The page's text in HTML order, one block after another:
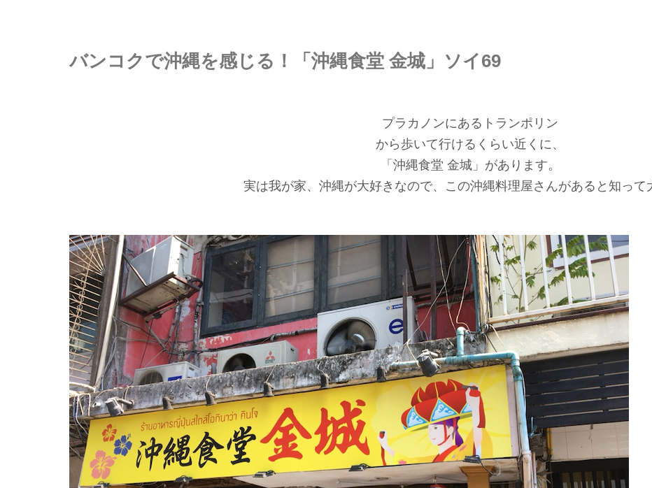
バンコクで沖縄を感じる！「沖縄食堂 金城」ソイ69
プラカノンにあるトランポリン
から歩いて行けるくらい近くに、
「沖縄食堂 金城」があります。
実は我が家、沖縄が大好きなので、この沖縄料理屋さんがあると知って